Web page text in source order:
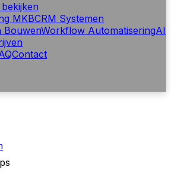
MKBCRM Systemen
BouwenWorkflow AutomatiseringAI
Contact